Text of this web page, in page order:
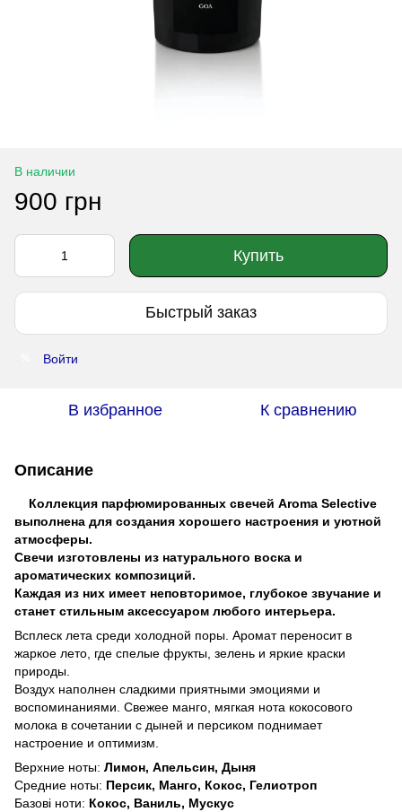
В наличии
900 грн
Купить
Быстрый заказ
Войти
В избранное К сравнению
Описание
Коллекция парфюмированных свечей Aroma Selective
выполнена для создания хорошего настроения и уютной
атмосферы.
Свечи изготовлены из натурального воска и
ароматических композиций.
Каждая из них имеет неповторимое, глубокое звучание и
станет стильным аксессуаром любого интерьера.
Всплеск лета среди холодной поры. Аромат переносит в
жаркое лето, где спелые фрукты, зелень и яркие краски
природы.
Воздух наполнен сладкими приятными эмоциями и
воспоминаниями. Свежее манго, мягкая нота кокосового
молока в сочетании с дыней и персиком поднимает
настроение и оптимизм.
Верхние ноты: Лимон, Апельсин, Дыня
Средние ноты: Персик, Манго, Кокос, Гелиотроп
Базові ноти: Кокос, Ваниль, Мускус